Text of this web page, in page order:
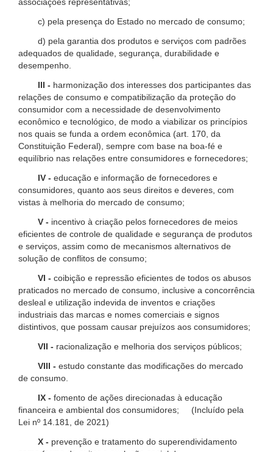
associações representativas;
c) pela presença do Estado no mercado de consumo;
d) pela garantia dos produtos e serviços com padrões
adequados de qualidade, segurança, durabilidade e
desempenho.
III - harmonização dos interesses dos participantes das
relações de consumo e compatibilização da proteção do
consumidor com a necessidade de desenvolvimento
econômico e tecnológico, de modo a viabilizar os princípios
nos quais se funda a ordem econômica (art. 170, da
Constituição Federal), sempre com base na boa-fé e
equilíbrio nas relações entre consumidores e fornecedores;
IV - educação e informação de fornecedores e
consumidores, quanto aos seus direitos e deveres, com
vistas à melhoria do mercado de consumo;
V - incentivo à criação pelos fornecedores de meios
eficientes de controle de qualidade e segurança de produtos
e serviços, assim como de mecanismos alternativos de
solução de conflitos de consumo;
VI - coibição e repressão eficientes de todos os abusos
praticados no mercado de consumo, inclusive a concorrência
desleal e utilização indevida de inventos e criações
industriais das marcas e nomes comerciais e signos
distintivos, que possam causar prejuízos aos consumidores;
VII - racionalização e melhoria dos serviços públicos;
VIII - estudo constante das modificações do mercado
de consumo.
IX - fomento de ações direcionadas à educação
financeira e ambiental dos consumidores; (Incluído pela
Lei nº 14.181, de 2021)
X - prevenção e tratamento do superendividamento